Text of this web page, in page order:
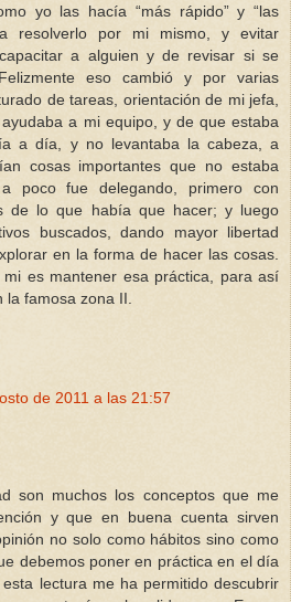
yo las hacía “más rápido” y “las
resolverlo por mi mismo, y evitar
a alguien y de revisar si se
eso cambió y por varias
de tareas, orientación de mi jefa,
a mi equipo, y de que estaba
a día, y no levantaba la cabeza, a
cosas importantes que no estaba
poco fue delegando, primero con
de lo que había que hacer; y luego
buscados, dando mayor libertad
en la forma de hacer las cosas.
es mantener esa práctica, para así
la famosa zona II.
de 2011 a las 21:57
son muchos los conceptos que me
y que en buena cuenta sirven
no solo como hábitos sino como
debemos poner en práctica en el día
lectura me ha permitido descubrir